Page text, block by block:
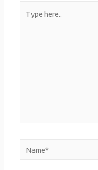
here..
Name*